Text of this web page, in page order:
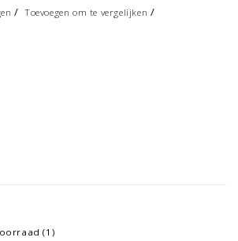
/Toevoegen om te vergelijken /
(1)